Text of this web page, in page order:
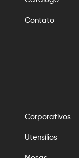
Contato
Corporativos
Utensílios